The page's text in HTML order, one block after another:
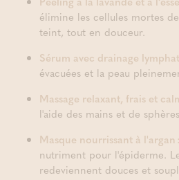
élimine les cellules mortes
teint, tout en douceur.
Sérum avec drainage
évacuées et la peau
Massage relaxant, frais et
l'aide des mains et de
Masque nourrissant à l'argan :
nutriment pour l'épiderme.
redeviennent douces et